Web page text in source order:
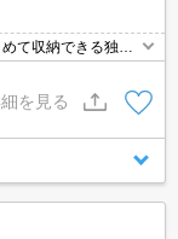
て収納できる独立
ターホン・オートロ
。収納はクロゼッ
間を利用すること
のいたずらにも遭
を見る